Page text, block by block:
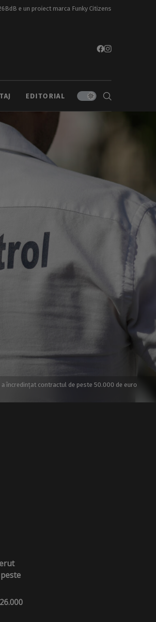
BdB e un proiect marca Funky Citizens
EDITORIAL
a încredințat contractul de peste 50.000 de euro